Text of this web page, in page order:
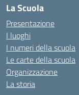
La Scuola
Presentazione
I luoghi
I numeri della scuola
Le carte della scuola
Organizzazione
La storia